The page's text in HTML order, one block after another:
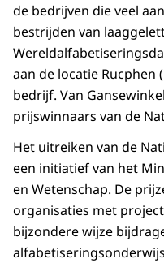
de bedrijven die veel
bestrijden van
aan de locatie Rucphen
bedrijf. Van
prijswinnaars van de
Het uitreiken van de
een initiatief van het
en Wetenschap. De
organisaties met
bijzondere wijze